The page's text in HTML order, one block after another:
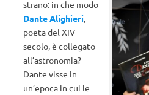
strano: in che modo
Dante Alighieri,
poeta del XIV
secolo, è collegato
all’astronomia?
Dante visse in
un’epoca in cui le